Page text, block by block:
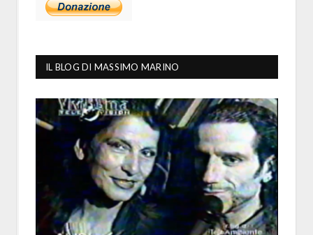
IL BLOG DI MASSIMO MARINO